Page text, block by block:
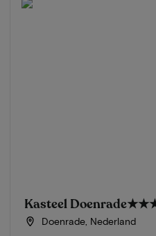
Kasteel Doenrade
Doenrade, Nederland